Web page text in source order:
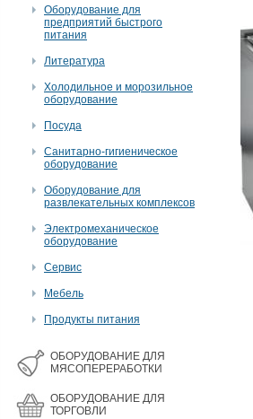
Оборудование для
предприятий быстрого
питания
Литература
Холодильное и морозильное
оборудование
Посуда
Санитарно-гигиеническое
оборудование
Оборудование для
развлекательных комплексов
Электромеханическое
оборудование
Сервис
Мебель
Продукты питания
OБОРУДОВАНИЕ ДЛЯ
МЯСОПЕРЕРАБОТКИ
ОБОРУДОВАНИЕ ДЛЯ
ТОРГОВЛИ